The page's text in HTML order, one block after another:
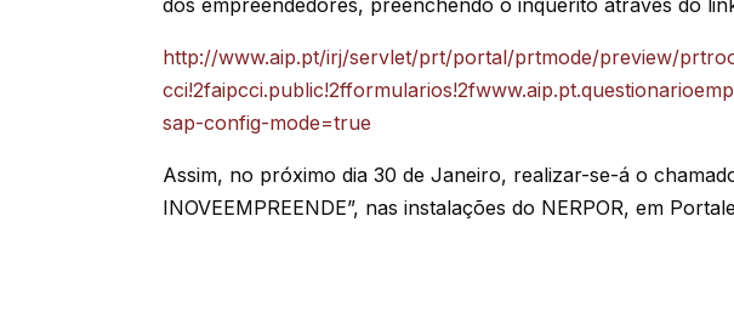
http://www.aip.pt/irj/servlet/prt/portal/prtmode/preview/
sap-config-mode=true
Assim, no próximo dia 30 de Janeiro, realizar-se-á o
INOVEEMPREENDE”, nas instalações do NERPOR, em